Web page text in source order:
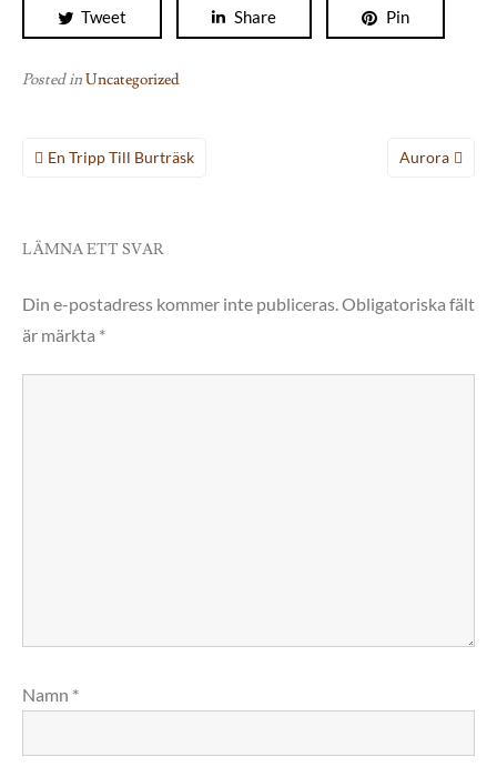
Tweet Share Pin
Posted inUncategorized
Inläggsnavigering
En Tripp Till Burträsk Aurora
LÄMNA ETT SVAR
Din e-postadress kommer inte publiceras.Obligatoriska fält
är märkta *
Namn *